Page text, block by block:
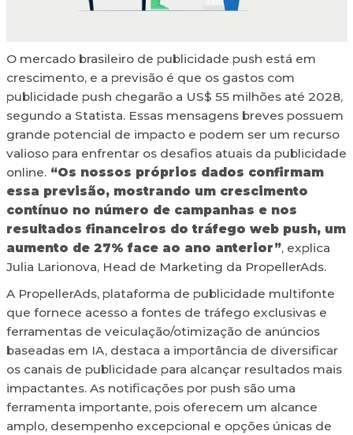
O mercado brasileiro de publicidade push está em
crescimento, e a previsão é que os gastos com
publicidade push chegarão a US$ 55 milhões até 2028,
segundo a Statista. Essas mensagens breves possuem
grande potencial de impacto e podem ser um recurso
valioso para enfrentar os desafios atuais da publicidade
online.“Os nossos próprios dados confirmam
essa previsão, mostrando um crescimento
contínuo no número de campanhas e nos
resultados financeiros do tráfego web push, um
aumento de 27% face ao ano anterior”, explica
Julia Larionova, Head de Marketing da PropellerAds.
A PropellerAds, plataforma de publicidade multifonte
que fornece acesso a fontes de tráfego exclusivas e
ferramentas de veiculação/otimização de anúncios
baseadas em IA, destaca a importância de diversificar
os canais de publicidade para alcançar resultados mais
impactantes. As notificações por push são uma
ferramenta importante, pois oferecem um alcance
amplo, desempenho excepcional e opções únicas de